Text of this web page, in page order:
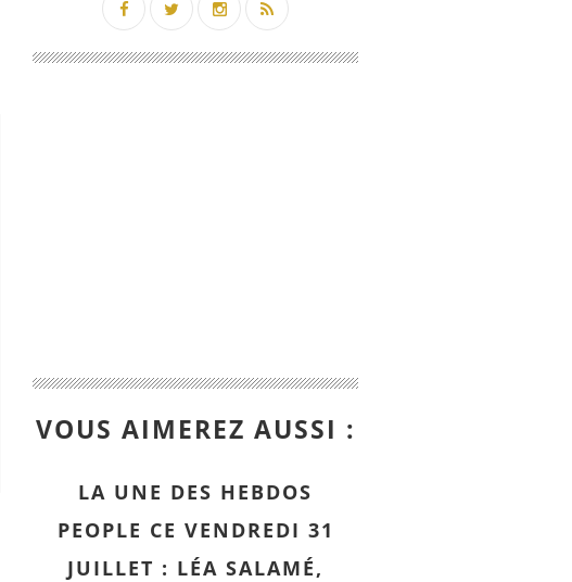
VOUS AIMEREZ AUSSI :
LA UNE DES HEBDOS
PEOPLE CE VENDREDI 31
JUILLET : LÉA SALAMÉ,